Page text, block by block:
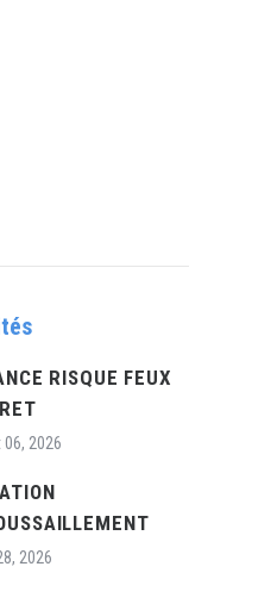
RISQUE FEUX
2026
2026